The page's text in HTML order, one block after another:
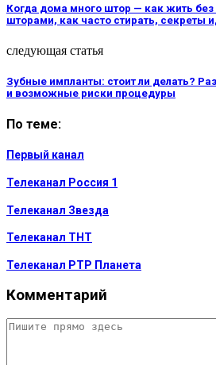
Когда дома много штор — как жить
шторами, как часто стирать, секреты
следующая статья
Зубные импланты: стоит ли делать?
и возможные риски процедуры
По теме:
Первый канал
Телеканал Россия 1
Телеканал Звезда
Телеканал ТНТ
Телеканал РТР Планета
Комментарий